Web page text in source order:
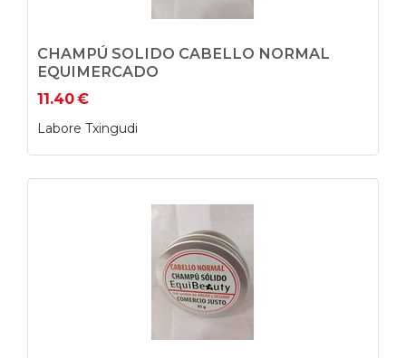
CHAMPÚ SOLIDO CABELLO NORMAL
EQUIMERCADO
11.40€
Labore Txingudi